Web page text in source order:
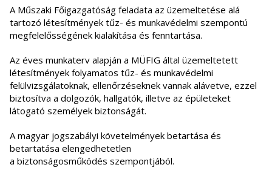
A Műszaki Főigazgatóság feladata az üzemeltetése alá
tartozó létesítmények tűz- és munkavédelmi szempontú
megfelelősségének kialakítása és fenntartása.
Az éves munkaterv alapján a MÜFIG által üzemeltetett
létesítmények folyamatos tűz- és munkavédelmi
felülvizsgálatoknak, ellenőrzéseknek vannak alávetve, ezzel
biztosítva a dolgozók, hallgatók, illetve az épületeket
látogató személyek biztonságát.
A magyar jogszabályi követelmények betartása és
betartatása elengedhetetlen
a biztonságosműködés szempontjából.